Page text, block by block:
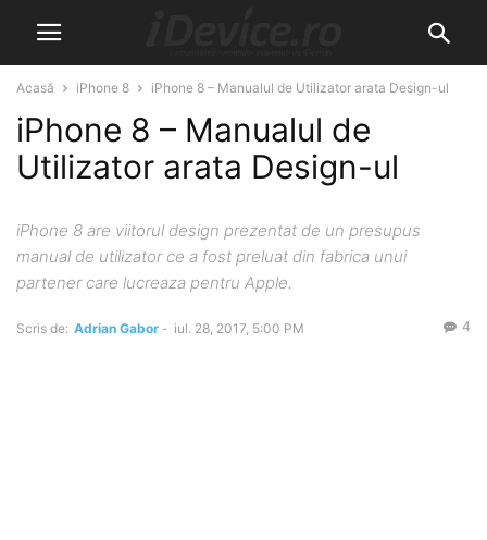
Acasă iPhone 8 iPhone 8 – Manualul de Utilizator arata Design-ul
iPhone 8 – Manualul de
Utilizator arata Design-ul
iPhone 8 are viitorul design prezentat de un presupus
manual de utilizator ce a fost preluat din fabrica unui
partener care lucreaza pentru Apple.
Scris de: Adrian Gabor - iul. 28, 2017, 5:00 PM 4